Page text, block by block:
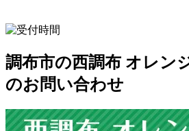
調布市の西調布 オレン
のお問い合わせ